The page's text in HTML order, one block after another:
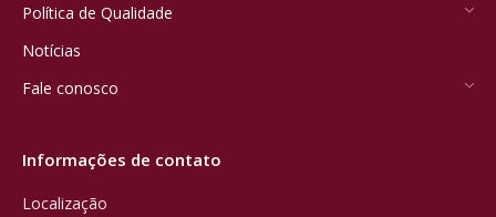
Política de Qualidade
Notícias
Fale conosco
Informações de contato
Localização